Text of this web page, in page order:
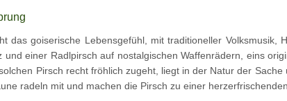
das goiserische Lebensgefühl, mit traditioneller Volksmusik,
und einer Radlpirsch auf nostalgischen Waffenrädern, eins
Pirsch recht fröhlich zugeht, liegt in der Natur der
radeln mit und machen die Pirsch zu einer